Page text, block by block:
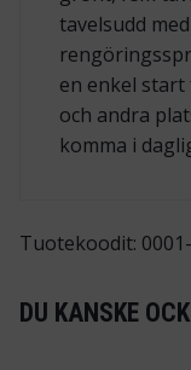
tavelsudd
en enkel
och andra
komma i
Tuotekoodit:
DU KANSKE